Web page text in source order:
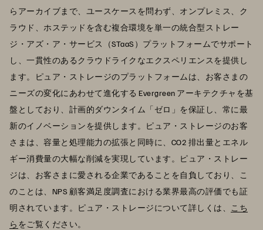
らアーカイブまで、ユースケースを問わず、オンプレミス、ク
ラウド、ホステッドを含む複合環境を単一の統合型ストレー
ジ・アズ・ア・サービス（STaaS）プラットフォームでサポート
し、一貫性のあるクラウドライクなエクスペリエンスを提供し
ます。ピュア・ストレージのプラットフォームは、お客さまの
ニーズの変化にあわせて進化する Evergreen アーキテクチャを基
盤としており、計画的ダウンタイム「ゼロ」を保証し、常に最
新のイノベーションを提供します。ピュア・ストレージのお客
さまは、容量と処理能力の拡張と同時に、CO2 排出量とエネル
ギー消費量の大幅な削減を実現しています。ピュア・ストレー
ジは、お客さまに愛される企業であることを自負しており、こ
のことは、NPS 顧客満足度調査における業界最高の評価でも証
明されています。ピュア・ストレージについて詳しくは、
こち
ら をご覧ください。